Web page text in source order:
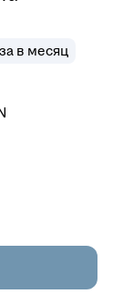
в месяц